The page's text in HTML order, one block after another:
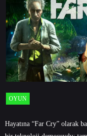
OYUN
Hayatına “Far Cry” olarak